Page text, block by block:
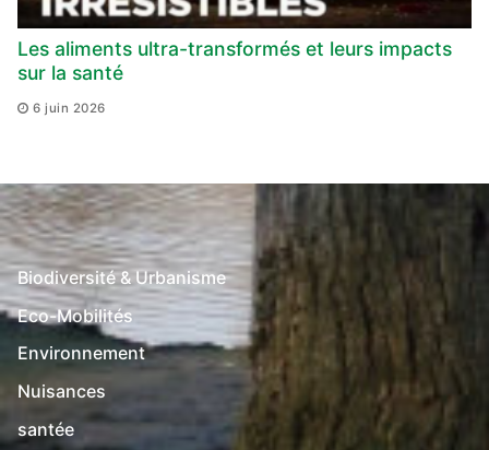
Les aliments ultra-transformés et leurs impacts
sur la santé
6 juin 2026
Biodiversité & Urbanisme
Eco-Mobilités
Environnement
Nuisances
santée